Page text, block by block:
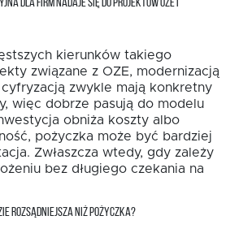
DLA FIRM NADAJE SIĘ DO PROJEKTÓW OZE I
kierunków takiego
związane z OZE, modernizacją
zwykle mają konkretny
więc dobrze pasują do modelu
obniża koszty albo
pożyczka może być bardziej
Zwłaszcza wtedy, gdy zależy
bez długiego czekania na
ROZSĄDNIEJSZA NIŻ POŻYCZKA?